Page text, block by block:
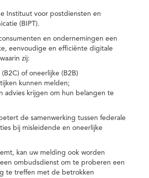
Instituut voor postdiensten en
(BIPT).
en ondernemingen een
eenvoudige en efficiënte digitale
zij:
of oneerlijke (B2B)
kunnen melden;
advies krijgen om hun belangen te
de samenwerking tussen federale
bij misleidende en oneerlijke
kan uw melding ook worden
ombudsdienst om te proberen een
te treffen met de betrokken